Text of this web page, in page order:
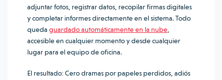
adjuntar fotos, registrar datos, recopilar firmas digitales
y completar informes directamente en el sistema. Todo
queda guardado automáticamente en la nube
accesible en cualquier momento y desde cualquier
lugar para el equipo de oficina.
El resultado: Cero dramas por papeles perdidos, adiós